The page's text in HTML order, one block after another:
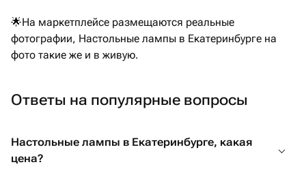
🌟На маркетплейсе размещаются реальные
фотографии, Настольные лампы в Екатеринбурге на
фото такие же и в живую.
Ответы на популярные вопросы
Настольные лампы в Екатеринбурге, какая
цена?